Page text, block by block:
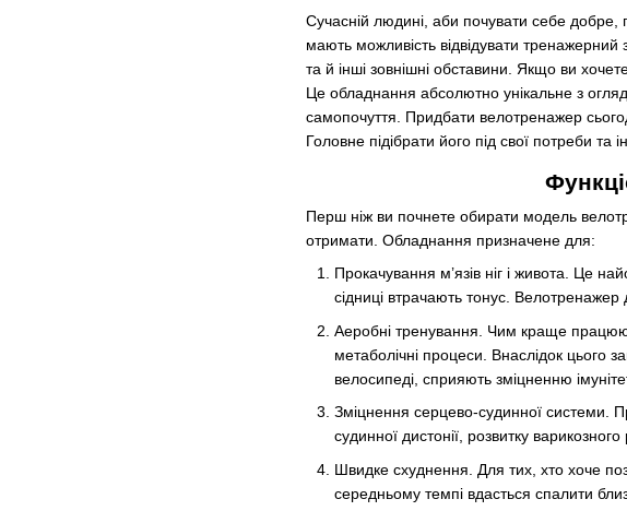
Сучасній людині, аби почувати себе добре,
мають можливість відвідувати тренажерний
та й інші зовнішні обставини. Якщо ви
Це обладнання абсолютно унікальне з
самопочуття. Придбати велотренажер
Головне підібрати його під свої потреби
Перш ніж ви почнете обирати модель
отримати. Обладнання призначене для:
Прокачування м’язів ніг і живота. Це
сідниці втрачають тонус.
Аеробні тренування. Чим краще
метаболічні процеси. Внаслідок цього
велосипеді, сприяють зміцненню
Зміцнення серцево-судинної системи.
судинної дистонії, розвитку
Швидке схуднення. Для тих, хто хоче
середньому темпі вдасться спалити